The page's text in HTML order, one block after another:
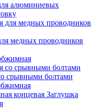
алюминиевых
медных проводников
срывными болтами
Заглушка